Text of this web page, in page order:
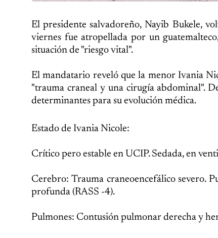
El presidente salvadoreño, Nayib Bukele,
viernes fue atropellada por un
situación de "riesgo vital".
El mandatario reveló que la menor Ivania
"trauma craneal y una cirugía abdominal".
determinantes para su evolución médica.
Estado de Ivania Nicole:
Crítico pero estable en UCIP. Sedada, en
Cerebro: Trauma craneoencefálico severo.
profunda (RASS -4).
Pulmones: Contusión pulmonar derecha y